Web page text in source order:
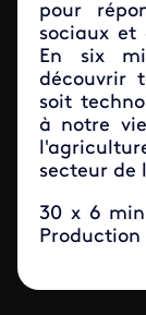
pour
sociaux et
En six
découvrir
soit
à notre
secteur de
30 x 6 min
Production